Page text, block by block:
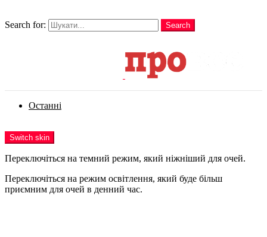
Search for:
Search
Останні
Switch skin
Переключіться на темний режим, який ніжніший для очей.
Переключіться на режим освітлення, який буде більш
приємним для очей в денний час.